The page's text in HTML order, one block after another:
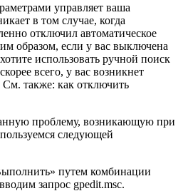
управляет ваша
в том случае, когда
отключил автоматическое
образом, если у вас выключена
использовать ручной поиск
всего, у вас возникнет
также: как отключить
проблему, возникающую при
следующей
путем комбинации
запрос gpedit.msc.